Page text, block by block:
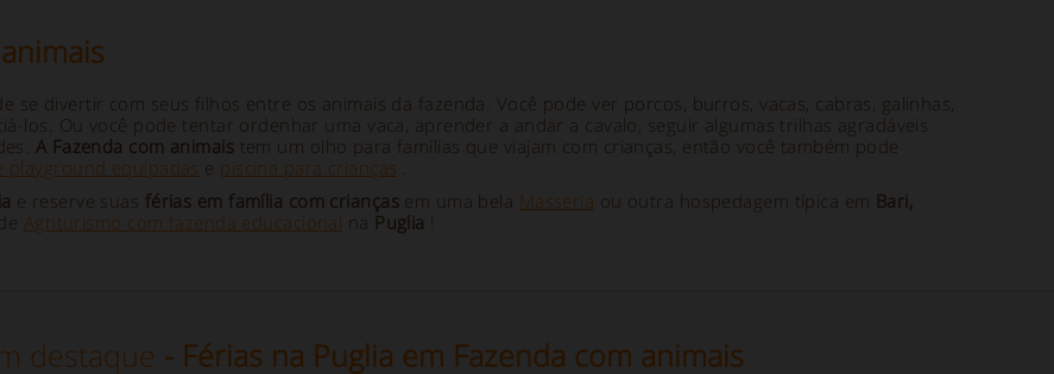
se divertir com seus filhos entre os animais da fazenda. Você pode ver porcos, burros, vacas, cabras, galinhas,
los. Ou você pode tentar ordenhar uma vaca, aprender a andar a cavalo, seguir algumas trilhas agradáveis
A Fazenda com animais tem um olho para famílias que viajam com crianças, então você também pode
playground equipadas e piscina para crianças .
e reserve suas férias em família com criançasem uma bela Masseria ou outra hospedagem típica em Bari,
Agriturismo com fazenda educacional na Puglia !
destaque - Férias na Puglia em Fazenda com animais